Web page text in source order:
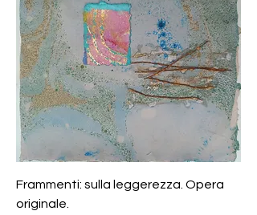
Frammenti: sulla leggerezza. Opera
originale.